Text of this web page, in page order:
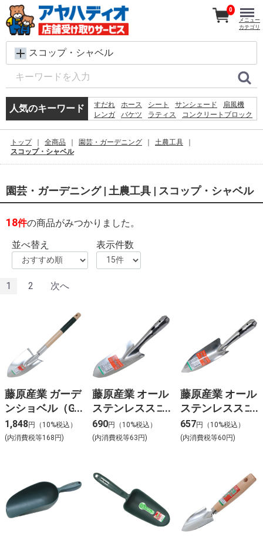
スコップ・シャベル
人気のキーワード すだれ ホース シート サンシェード
扇風機
レンガ
バケツ ラティス
コンクリートブロック
水
木材 砂利 カーテン
0
メニュー
カテゴリ
トップ 全商品 園芸・ガーデニング
土農工具
スコップ・シャベル
園芸・ガーデニング | 土農工具 | スコップ・シャベル
18件の商品がみつかりました。
並べ替え
表示件数
1 2 次へ
藤原産業 ガーデ
ンショベル（G
付き） SGT-7
1,848円（10%税込）
(内消費税等168円)
藤原産業 オール
ステンレススコ
ップ フト
690円（10%税込）
(内消費税等63円)
藤原産業 オール
ステンレススコ
ップ ホソ
657円（10%税込）
(内消費税等60円)